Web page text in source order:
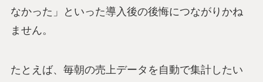
なかった」といった導入後の後悔につながりかね
ません。
たとえば、毎朝の売上データを自動で集計したい